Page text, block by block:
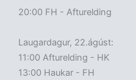
20:00 FH - Afturelding
Laugardagur, 22.ágúst:
11:00 Afturelding - HK
13:00 Haukar - FH